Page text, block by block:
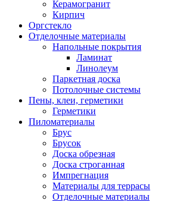
Керамогранит
Кирпич
Оргстекло
Отделочные материалы
Напольные покрытия
Ламинат
Линолеум
Паркетная доска
Потолочные системы
Пены, клеи, герметики
Герметики
Пиломатериалы
Брус
Брусок
Доска обрезная
Доска строганная
Импрегнация
Материалы для террасы
Отделочные материалы